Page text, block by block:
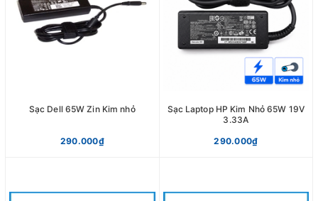
Sạc Dell 65W Zin Kim nhỏ
290.000₫
Sạc Laptop HP Kim Nhỏ 65W 19V
3.33A
290.000₫